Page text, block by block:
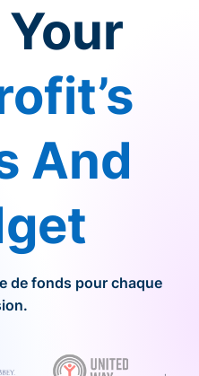
And
de fonds pour chaque